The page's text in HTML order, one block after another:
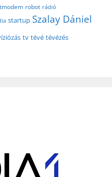
robot rádió
startup Szalay Dániel
tv tévé tévézés